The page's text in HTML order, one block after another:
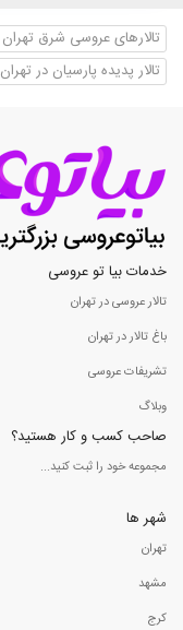
تالارهای عروسی شرق تهران
تالار پدیده پارسیان در تهران
خدمات بیا تو عروسی
تالار عروسی در تهران
باغ تالار در تهران
تشریفات عروسی
وبلاگ
صاحب کسب و کار هستید؟
مجموعه خود را ثبت کنید...
شهر ها
تهران
مشهد
کرج